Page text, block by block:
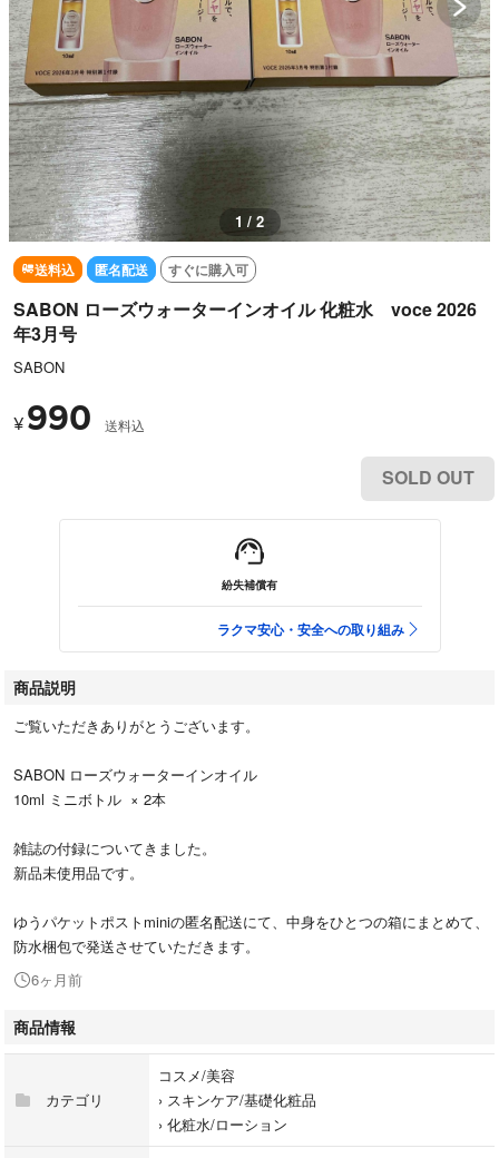
1 / 2
送料込 匿名配送 すぐに購入可
SABON ローズウォーターインオイル 化粧水 voce 2026
年3月号
SABON
¥ 990 送料込
SOLD OUT
紛失補償有
ラクマ安心・安全への取り組み
商品説明
ご覧いただきありがとうございます。
SABON ローズウォーターインオイル
10ml ミニボトル × 2本
雑誌の付録についてきました。
新品未使用品です。
ゆうパケットポストminiの匿名配送にて、中身をひとつの箱にまとめて、
防水梱包で発送させていただきます。
6ヶ月前
商品情報
カテゴリ
コスメ/美容
› スキンケア/基礎化粧品
› 化粧水/ローション